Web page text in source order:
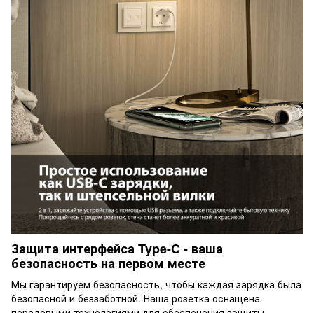
Защита интерфейса Type-C - ваша
безопасность на первом месте
Мы гарантируем безопасность, чтобы каждая зарядка была
безопасной и беззаботной. Наша розетка оснащена